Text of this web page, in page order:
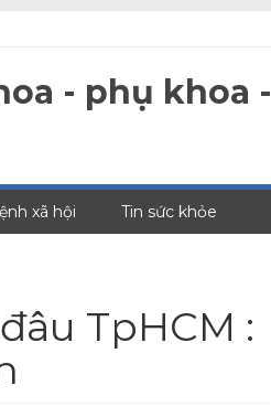
- phụ khoa
xã hội Tin sức khỏe
TpHCM :